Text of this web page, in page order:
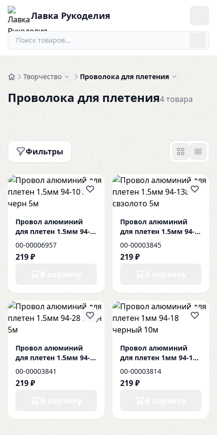
Лавка Рукоделия
Творчество Проволока для плетения
Проволока для плетения4 товара
Фильтры
Провол алюминий
для плетен 1.5мм 94-
101 черн 5м
00-00006957
219 ₽
Провол алюминий
для плетен 1.5мм 94-
138 свзолото 5м
00-00003845
219 ₽
Провол алюминий
для плетен 1.5мм 94-
28 медн 5м
00-00003841
219 ₽
Провол алюминий
для плетен 1мм 94-18
черный 10м
00-00003814
219 ₽